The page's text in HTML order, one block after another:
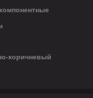
коричневый